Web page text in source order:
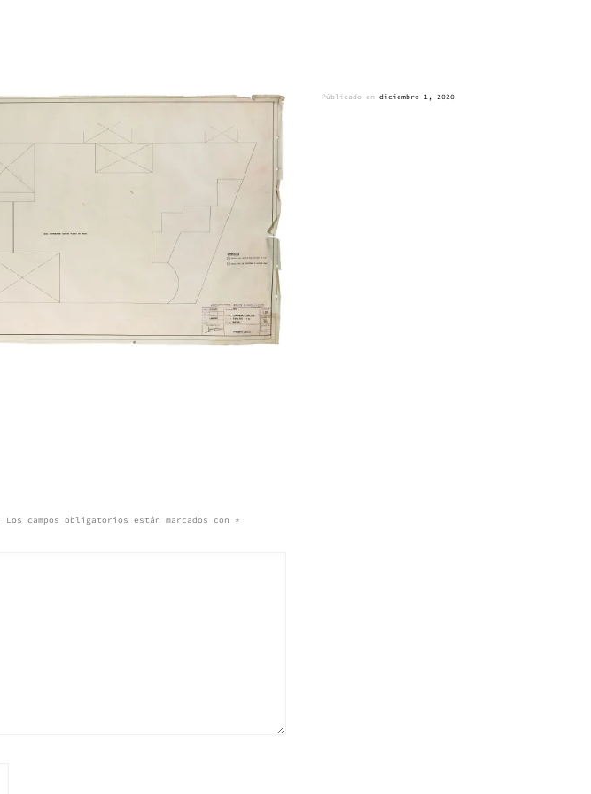
Públicado endiciembre 1, 2020
Los campos obligatorios están marcados con *